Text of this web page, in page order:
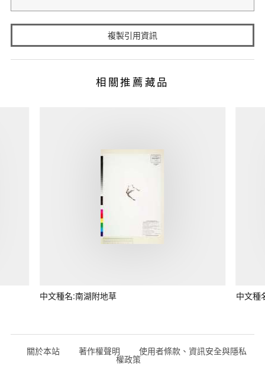
複製引用資訊
相關推薦藏品
中文種名:南湖附地草 中文種
關於本站 著作權聲明 使用者條款、資訊安全與隱私
權政策